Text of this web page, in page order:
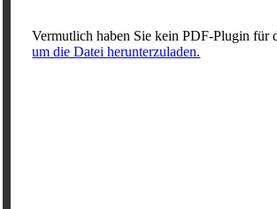
Vermutlich haben Sie kein PDF-Plugin
um die Datei herunterzuladen.